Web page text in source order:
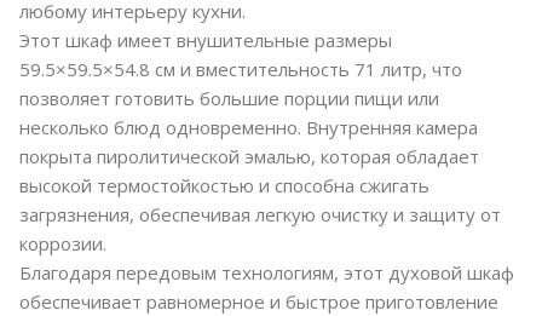
любому интерьеру кухни.
Этот шкаф имеет внушительные размеры
59.5×59.5×54.8 см и вместительность 71 литр, что
позволяет готовить большие порции пищи или
несколько блюд одновременно. Внутренняя камера
покрыта пиролитической эмалью, которая обладает
высокой термостойкостью и способна сжигать
загрязнения, обеспечивая легкую очистку и защиту от
коррозии.
Благодаря передовым технологиям, этот духовой шкаф
обеспечивает равномерное и быстрое приготовление